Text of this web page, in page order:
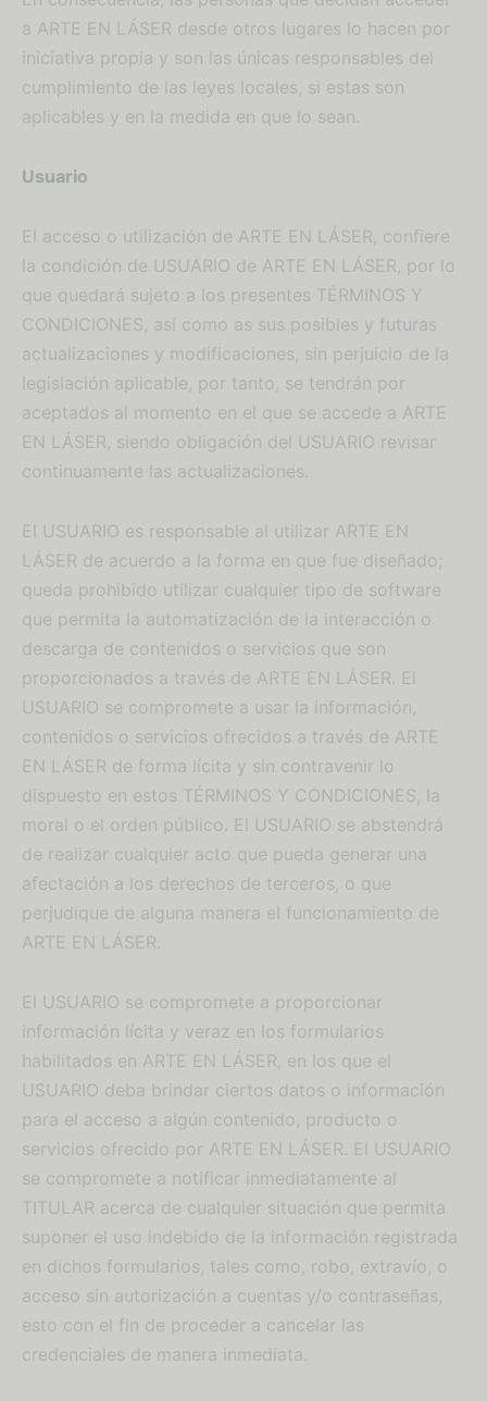
Adelanto del 50%
Si pagas por transferencia o sinpe
móvil te ofrecemos la opción de
encargar con el 50% y el saldo al
finalizar.
Importante: no aplica para pagos con
tarjeta
a ARTE EN LÁSER desde otros lugares lo hacen por
iniciativa propia y son las únicas responsables del
cumplimiento de las leyes locales, si estas son
aplicables y en la medida en que lo sean.
Usuario
El acceso o utilización de ARTE EN LÁSER, confiere
la condición de USUARIO de ARTE EN LÁSER, por lo
que quedará sujeto a los presentes TÉRMINOS Y
CONDICIONES, así como as sus posibles y futuras
actualizaciones y modificaciones, sin perjuicio de la
legislación aplicable, por tanto, se tendrán por
aceptados al momento en el que se accede a ARTE
EN LÁSER, siendo obligación del USUARIO revisar
continuamente las actualizaciones.
El USUARIO es responsable al utilizar ARTE EN
LÁSER de acuerdo a la forma en que fue diseñado;
queda prohibido utilizar cualquier tipo de software
que permita la automatización de la interacción o
descarga de contenidos o servicios que son
proporcionados a través de ARTE EN LÁSER. El
USUARIO se compromete a usar la información,
contenidos o servicios ofrecidos a través de ARTE
EN LÁSER de forma lícita y sin contravenir lo
dispuesto en estos TÉRMINOS Y CONDICIONES, la
moral o el orden público. El USUARIO se abstendrá
de realizar cualquier acto que pueda generar una
afectación a los derechos de terceros, o que
perjudique de alguna manera el funcionamiento de
ARTE EN LÁSER.
El USUARIO se compromete a proporcionar
información lícita y veraz en los formularios
habilitados en ARTE EN LÁSER, en los que el
USUARIO deba brindar ciertos datos o información
para el acceso a algún contenido, producto o
servicios ofrecido por ARTE EN LÁSER. El USUARIO
se compromete a notificar inmediatamente al
TITULAR acerca de cualquier situación que permita
suponer el uso indebido de la información registrada
en dichos formularios, tales como, robo, extravío, o
acceso sin autorización a cuentas y/o contraseñas,
esto con el fin de proceder a cancelar las
credenciales de manera inmediata.